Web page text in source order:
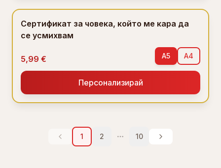
Сертификат за човека, който ме кара да
се усмихвам
5,99 € A5 A4
Персонализирай
1 2
More pages
10